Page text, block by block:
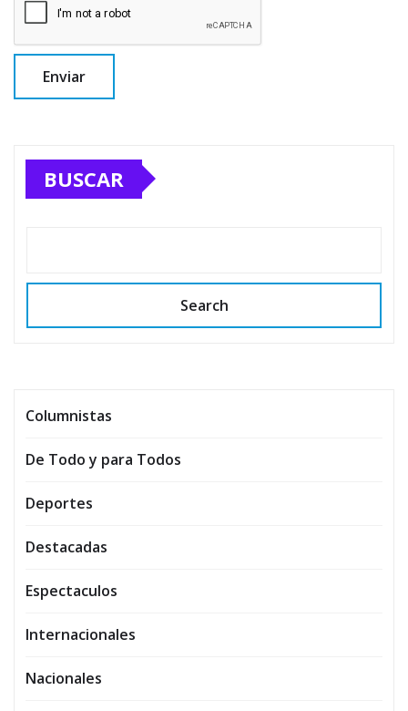
BUSCAR
Search
Columnistas
De Todo y para Todos
Deportes
Destacadas
Espectaculos
Internacionales
Nacionales